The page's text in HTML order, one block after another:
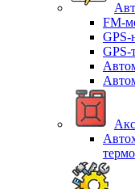
FM-
GPS-
GPS-